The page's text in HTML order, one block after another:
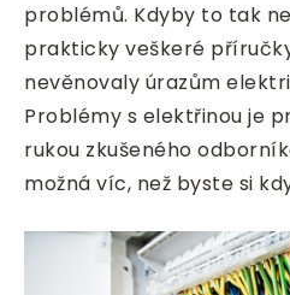
problémů. Kdyby to tak
prakticky veškeré
nevěnovaly úrazům
Problémy s elektřinou je
rukou zkušeného
možná víc, než byste si